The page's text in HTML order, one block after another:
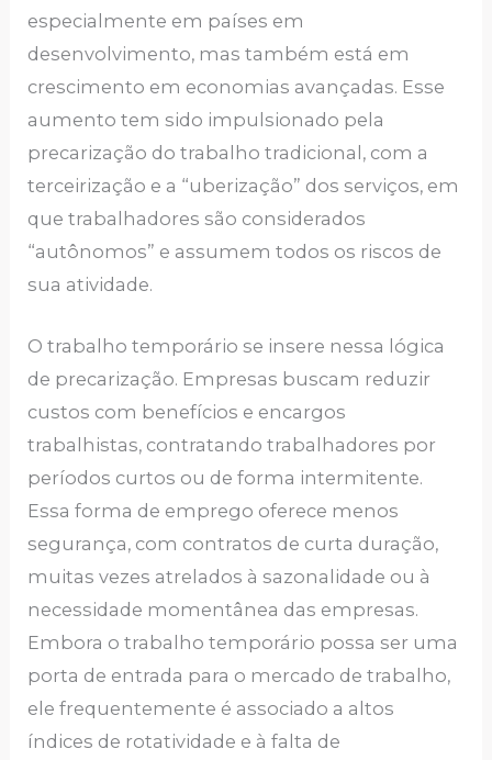
especialmente em países em
desenvolvimento, mas também está em
crescimento em economias avançadas. Esse
aumento tem sido impulsionado pela
precarização do trabalho tradicional, com a
terceirização e a “uberização” dos serviços, em
que trabalhadores são considerados
“autônomos” e assumem todos os riscos de
sua atividade.
O trabalho temporário se insere nessa lógica
de precarização. Empresas buscam reduzir
custos com benefícios e encargos
trabalhistas, contratando trabalhadores por
períodos curtos ou de forma intermitente.
Essa forma de emprego oferece menos
segurança, com contratos de curta duração,
muitas vezes atrelados à sazonalidade ou à
necessidade momentânea das empresas.
Embora o trabalho temporário possa ser uma
porta de entrada para o mercado de trabalho,
ele frequentemente é associado a altos
índices de rotatividade e à falta de